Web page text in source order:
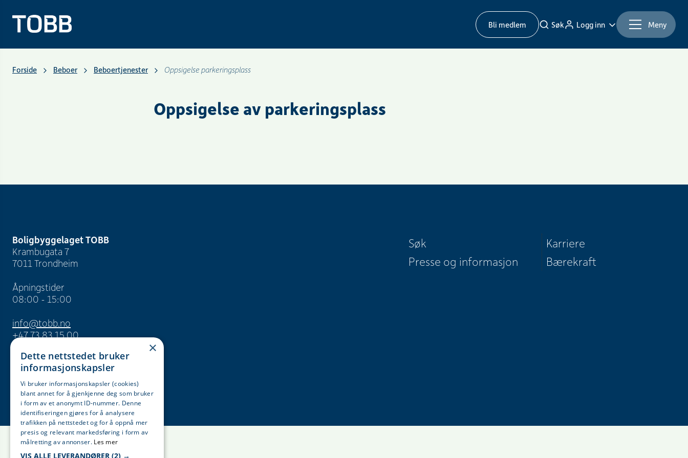
Bli medlem Søk Logg inn Meny
Forside Beboer Beboertjenester Oppsigelse parkeringsplass
Oppsigelse av parkeringsplass
Boligbyggelaget TOBB
Krambugata 7
7011 Trondheim
Åpningstider
08:00 - 15:00
info@tobb.no
+47 73 83 15 00
Org. nr. 946 629 243
Søk
Presse og informasjon
Karriere
Bærekraft
×
Dette nettstedet bruker
informasjonskapsler
Vi bruker informasjonskapsler (cookies)
blant annet for å gjenkjenne deg som bruker
i form av et anonymt ID-nummer. Denne
identifiseringen gjøres for å analysere
trafikken på nettstedet og for å oppnå mer
presis og relevant markedsføring i form av
målretting av annonser. Les mer
VIS ALLE LEVERANDØRER (2) →